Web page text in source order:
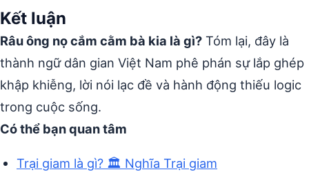
Kết luận
Râu ông nọ cắm cằm bà kia là gì? Tóm lại, đây là
thành ngữ dân gian Việt Nam phê phán sự lắp ghép
khập khiễng, lời nói lạc đề và hành động thiếu logic
trong cuộc sống.
Có thể bạn quan tâm
Trại giam là gì? 🏛️ Nghĩa Trại giam